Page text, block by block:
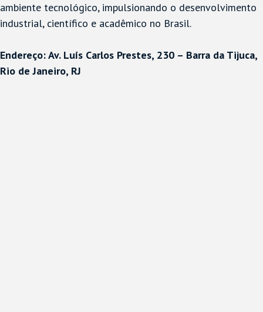
ambiente tecnológico, impulsionando o desenvolvimento
industrial, científico e acadêmico no Brasil.
Endereço: Av. Luís Carlos Prestes, 230 – Barra da Tijuca,
Rio de Janeiro, RJ